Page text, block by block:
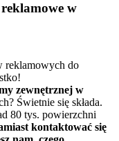
w
reklamowych do
zewnętrznej w
Świetnie się składa.
80 tys. powierzchni
kontaktować się